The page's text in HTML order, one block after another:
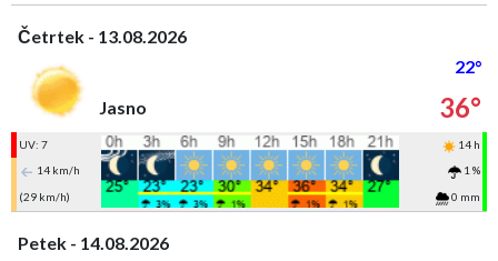
Četrtek - 13.08.2026
22°
Jasno
36°
UV: 7
14 h
14 km/h
1 %
(29 km/h)
0 mm
Petek - 14.08.2026